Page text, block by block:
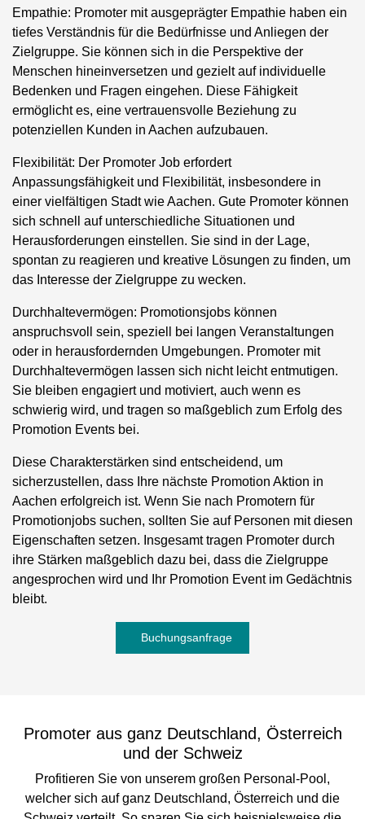
Empathie: Promoter mit ausgeprägter Empathie haben ein
tiefes Verständnis für die Bedürfnisse und Anliegen der
Zielgruppe. Sie können sich in die Perspektive der
Menschen hineinversetzen und gezielt auf individuelle
Bedenken und Fragen eingehen. Diese Fähigkeit
ermöglicht es, eine vertrauensvolle Beziehung zu
potenziellen Kunden in Aachen aufzubauen.
Flexibilität: Der Promoter Job erfordert
Anpassungsfähigkeit und Flexibilität, insbesondere in
einer vielfältigen Stadt wie Aachen. Gute Promoter können
sich schnell auf unterschiedliche Situationen und
Herausforderungen einstellen. Sie sind in der Lage,
spontan zu reagieren und kreative Lösungen zu finden, um
das Interesse der Zielgruppe zu wecken.
Durchhaltevermögen: Promotionsjobs können
anspruchsvoll sein, speziell bei langen Veranstaltungen
oder in herausfordernden Umgebungen. Promoter mit
Durchhaltevermögen lassen sich nicht leicht entmutigen.
Sie bleiben engagiert und motiviert, auch wenn es
schwierig wird, und tragen so maßgeblich zum Erfolg des
Promotion Events bei.
Diese Charakterstärken sind entscheidend, um
sicherzustellen, dass Ihre nächste Promotion Aktion in
Aachen erfolgreich ist. Wenn Sie nach Promotern für
Promotionjobs suchen, sollten Sie auf Personen mit diesen
Eigenschaften setzen. Insgesamt tragen Promoter durch
ihre Stärken maßgeblich dazu bei, dass die Zielgruppe
angesprochen wird und Ihr Promotion Event im Gedächtnis
bleibt.
Buchungsanfrage
Promoter aus ganz Deutschland, Österreich
und der Schweiz
Profitieren Sie von unserem großen Personal-Pool,
welcher sich auf ganz Deutschland, Österreich und die